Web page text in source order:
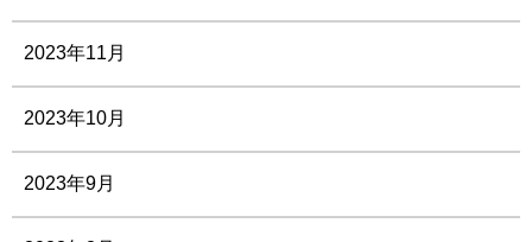
2023年11月
2023年10月
2023年9月